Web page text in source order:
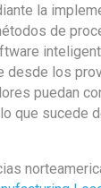
la
de
desde los
puedan
que sucede